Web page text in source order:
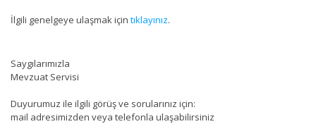
İlgili genelgeye ulaşmak için tıklayınız.
Saygılarımızla
Mevzuat Servisi
Duyurumuz ile ilgili görüş ve sorularınız için:
mail adresimizden veya telefonla ulaşabilirsiniz